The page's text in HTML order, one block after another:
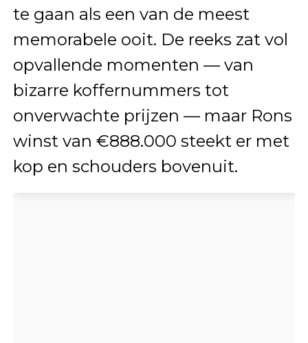
te gaan als een van de meest
memorabele ooit. De reeks zat vol
opvallende momenten — van
bizarre koffernummers tot
onverwachte prijzen — maar Rons
winst van €888.000 steekt er met
kop en schouders bovenuit.